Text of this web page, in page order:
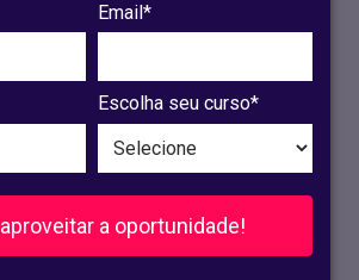
Email*
Escolha seu curso*
a oportunidade!
INSCRIÇÃO
OLINDA
RECIFE
VESTIBULAR
PRESENCIAIS